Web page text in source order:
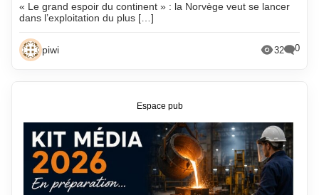
« Le grand espoir du continent » : la Norvège veut se lancer
dans l’exploitation du plus […]
piwi 32 0
Espace pub